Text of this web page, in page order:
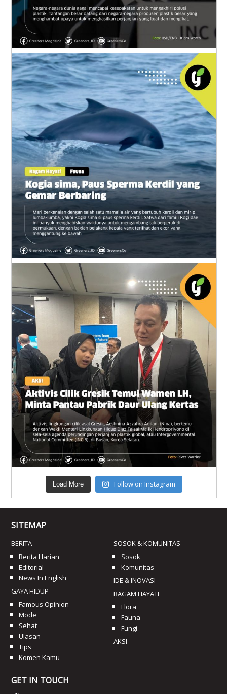
Load More Follow on Instagram
SITEMAP
BERITA
Berita Harian
Editorial
News In English
GAYA HIDUP
Famous Opinion
Mode
Sehat
Ulasan
Tips
Komen Kamu
SOSOK & KOMUNITAS
Sosok
Komunitas
IDE & INOVASI
RAGAM HAYATI
Flora
Fauna
Fungi
AKSI
GET IN TOUCH